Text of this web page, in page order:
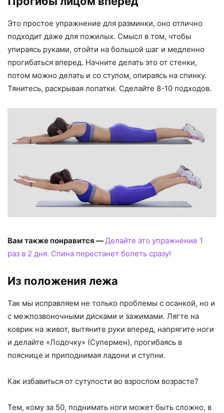
Это простое упражнение для разминки, оно отлично
подходит даже для пожилых. Смысл в том, чтобы
упираясь руками, отойти на большой шаг и медленно
прогибаться вперед. Начните делать это от стенки,
потом можно делать и со стулом, опираясь на спинку.
Тянитесь, раскрывая лопатки. Сделайте 8-10 подходов.
Вам также понравится —Делайте это упражнение 1
раз в 2 дня. Спина перестанет болеть сразу!
Из положения лежа
Так мы исправляем не только проблемы с осанкой, но и
с межпозвоночными дисками и зажимами. Лягте на
коврик на живот, вытяните руки вперед, напрягите ноги
и делайте «Лодочку» (Супермен), прогибаясь в
пояснице и приподнимая ладони и ступни.
Как избавиться от сутулости во взрослом возрасте?
Тем, кому за 50, поднимать ноги может быть сложно, в